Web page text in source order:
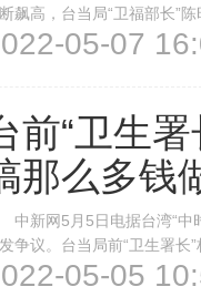
飙高，台当局“卫福部长”
”以及面对北漂大学生确诊
05-07
前“卫生
那么多钱
新网5月5日电据台湾“中
争议。台当局前“卫生署长
让他已做好放弃订金的心
05-05